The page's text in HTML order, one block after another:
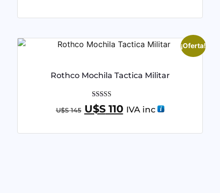
¡Oferta!
Rothco Mochila Tactica Militar
Valorado con
5.00
U$S145 U$S110 IVA inc